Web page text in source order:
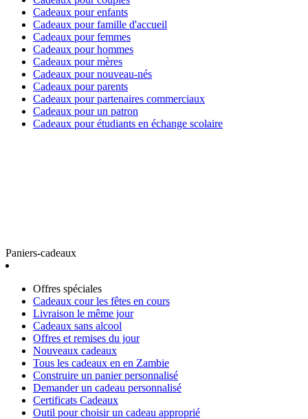
Cadeaux pour enfants
Cadeaux pour famille d'accueil
Cadeaux pour femmes
Cadeaux pour hommes
Cadeaux pour mères
Cadeaux pour nouveau-nés
Cadeaux pour parents
Cadeaux pour partenaires commerciaux
Cadeaux pour un patron
Cadeaux pour étudiants en échange scolaire
Paniers-cadeaux
Offres spéciales
Cadeaux cour les fêtes en cours
Livraison le même jour
Cadeaux sans alcool
Offres et remises du jour
Nouveaux cadeaux
Tous les cadeaux en en Zambie
Construire un panier personnalisé
Demander un cadeau personnalisé
Certificats Cadeaux
Outil pour choisir un cadeau approprié